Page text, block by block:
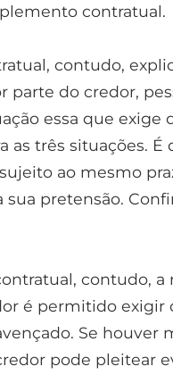
contratual.
contudo,
do credor,
essa que exige
três situações. É
ao mesmo
pretensão.
contudo, a
é permitido exigir
Se houver
pode pleitear